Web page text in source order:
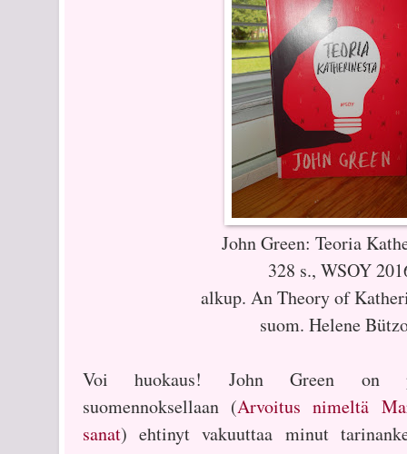
John Green: Teoria
328 s., WSOY
alkup. An Theory of
suom. Helene
Voi huokaus! John Green on
suomennoksellaan (Arvoitus nimeltä
sanat) ehtinyt vakuuttaa minut